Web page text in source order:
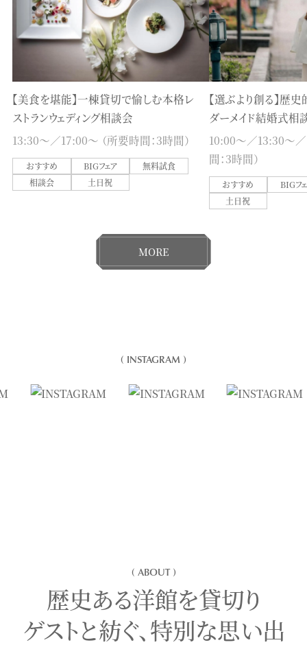
【美食を堪能】一棟貸切で愉しむ本格レ
ストランウェディング相談会
13:30〜／17:00〜 （所要時間：3時間）
おすすめ BIGフェア
無料試食
相談会
土日祝
【選ぶより創る】歴
ダーメイド結婚式相
10:00〜／13:30〜
間：3時間）
おすすめ
BIGフ
土日祝
MORE
( INSTAGRAM )
( ABOUT )
歴史ある洋館を貸切り
ゲストと紡ぐ、特別な思い出